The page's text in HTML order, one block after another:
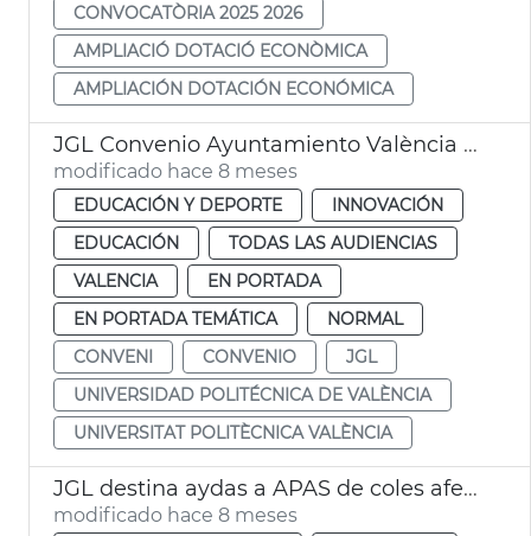
CONVOCATÒRIA 2025 2026
AMPLIACIÓ DOTACIÓ ECONÒMICA
AMPLIACIÓN DOTACIÓN ECONÓMICA
JGL Convenio Ayuntamiento València i universidades públicas
modificado hace 8 meses
EDUCACIÓN Y DEPORTE
INNOVACIÓN
EDUCACIÓN
TODAS LAS AUDIENCIAS
VALENCIA
EN PORTADA
EN PORTADA TEMÁTICA
NORMAL
CONVENI
CONVENIO
JGL
UNIVERSIDAD POLITÉCNICA DE VALÈNCIA
UNIVERSITAT POLITÈCNICA VALÈNCIA
JGL destina aydas a APAS de coles afectados por la dana
modificado hace 8 meses